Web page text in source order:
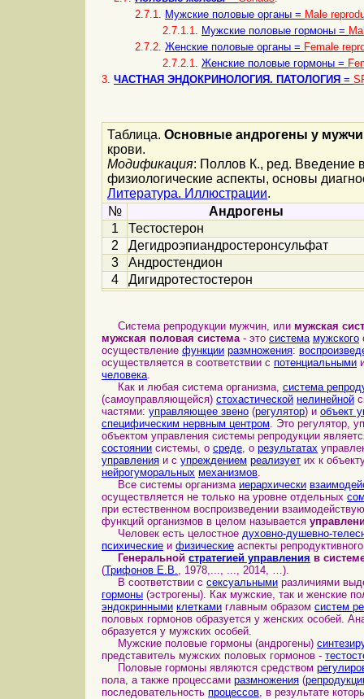
2.7.1. Мужские половые органы = Male
2.7.1.1. Мужские половые гормоны =
2.7.2. Женские половые органы = Female
2.7.2.1. Женские половые гормоны =
3. ЧАСТНАЯ ЭНДОКРИНОЛОГИЯ. ПАТОЛОГИЯ =
Таблица. Основные андрогены у
крови.
Модификация: Поллов К., ред. Введение
физиологические аспекты, основы
Литература. Иллюстрации.
№
Андрогены
1
Тестостерон
2
Дегидроэпиандростеронсульфат
3
Андростендион
4
Дигидротестостерон
Система репродукции мужчин, или мужская
мужская половая система- это система мужского
осуществление функции размножения:
осуществляется в соответствии с потенциальными
человека.
Как и любая система организма, система
(самоуправляющейся) стохастической нелинейной
частями: управляющее звено (регулятор) и объект
специфическим нервным центром. Это регулятор,
объектом управления системы репродукции
состоянии системы, о среде, о результатах
управления и с упреждением реализует их к
нейрогуморальных механизмов.
Все системы организма иерархически
осуществляется не только на уровне отдельных
при естественном воспроизведении
функций организмов в целом называется
Человек есть целостное духовно-душевно-
психические и физические аспекты
Генеральной стратегией управления в
(Трифонов Е.В., 1978,..., ..., 2014, …).
В соответствии с сексуальными различиями
гормоны (эстрогены). Как мужские, так и женские
эндокринными клетками главным образом систем
половых гормонов образуется у женских особей.
образуется у мужских особей.
Мужские половые гормоны (андрогены)
представитель мужских половых гормонов -
Половые гормоны являются средством
пола, а также процессами размножения (
последовательность процессов, в результате